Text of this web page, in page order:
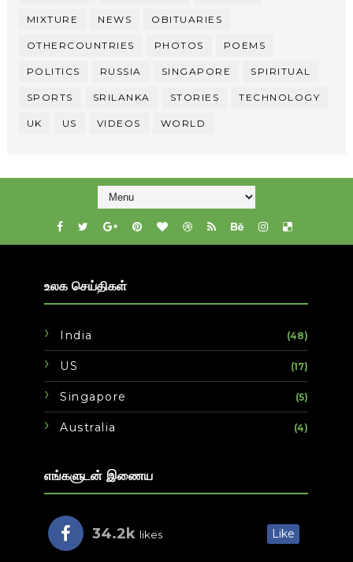
MIXTURE NEWS OBITUARIES
OTHERCOUNTRIES PHOTOS POEMS
POLITICS RUSSIA SINGAPORE SPIRITUAL
SPORTS SRILANKA STORIES TECHNOLOGY
UK US VIDEOS WORLD
உலக செய்திகள்
India (48)
US (17)
Singapore (5)
Australia (4)
எங்களுடன் இணைய
34.2k likes Like